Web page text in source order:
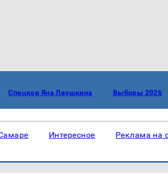
Спецкор Яна Лаушкина Выборы 2026
Интересное Реклама на